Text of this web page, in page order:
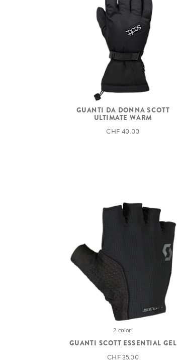
GUANTI DA DONNA SCOTT
ULTIMATE WARM
CHF 40.00
2 colori
GUANTI SCOTT ESSENTIAL GEL
CHF 35.00